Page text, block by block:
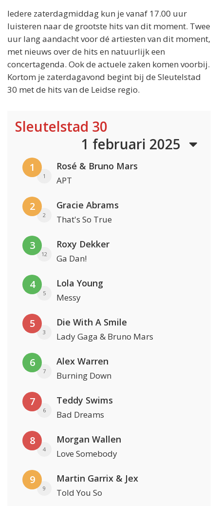
Iedere zaterdagmiddag kun je vanaf 17.00 uur
luisteren naar de grootste hits van dit moment. Twee
uur lang aandacht voor dé artiesten van dit moment,
met nieuws over de hits en natuurlijk een
concertagenda. Ook de actuele zaken komen voorbij.
Kortom je zaterdagavond begint bij de Sleutelstad
30 met de hits van de Leidse regio.
Sleutelstad 30
1 februari 2025
1
1
Rosé & Bruno Mars
APT
2
2
Gracie Abrams
That's So True
3
12
Roxy Dekker
Ga Dan!
4
5
Lola Young
Messy
5
3
Die With A Smile
Lady Gaga & Bruno Mars
6
7
Alex Warren
Burning Down
7
6
Teddy Swims
Bad Dreams
8
4
Morgan Wallen
Love Somebody
9
9
Martin Garrix & Jex
Told You So